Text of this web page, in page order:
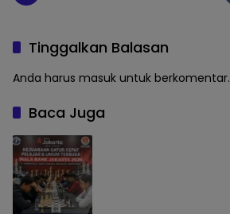
Tinggalkan Balasan
Anda harus masuk untuk berkomentar.
Baca Juga